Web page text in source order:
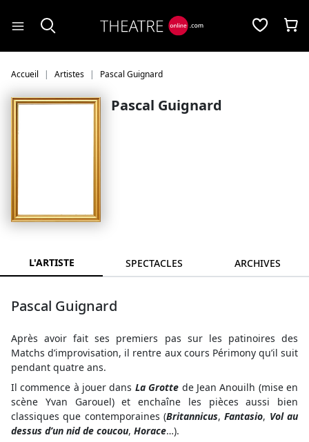
Accueil Artistes Pascal Guignard
Pascal Guignard
L'ARTISTE SPECTACLES ARCHIVES
Pascal Guignard
Après avoir fait ses premiers pas sur les patinoires des
Matchs d’improvisation, il rentre aux cours Périmony qu’il suit
pendant quatre ans.
Il commence à jouer dans La Grotte de Jean Anouilh (mise en
scène Yvan Garouel) et enchaîne les pièces aussi bien
classiques que contemporaines (Britannicus,Fantasio, Vol au
dessus d’un nid de coucou, Horace…).